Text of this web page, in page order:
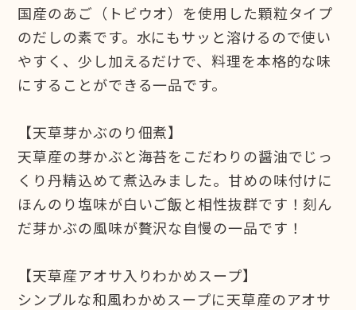
国産のあご（トビウオ）を使用した顆粒タイプ
のだしの素です。水にもサッと溶けるので使い
やすく、少し加えるだけで、料理を本格的な味
にすることができる一品です。
【天草芽かぶのり佃煮】
天草産の芽かぶと海苔をこだわりの醤油でじっ
くり丹精込めて煮込みました。甘めの味付けに
ほんのり塩味が白いご飯と相性抜群です！刻ん
だ芽かぶの風味が贅沢な自慢の一品です！
【天草産アオサ入りわかめスープ】
シンプルな和風わかめスープに天草産のアオサ